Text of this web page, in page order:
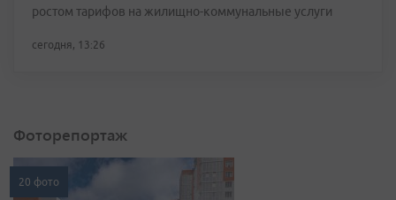
ростом тарифов на жилищно-коммунальные услуги
сегодня, 13:26
Фоторепортаж
20 фото